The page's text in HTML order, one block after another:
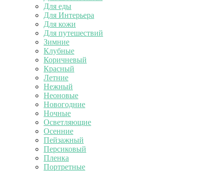
Для еды
Для Интерьера
Для кожи
Для путешествий
Зимние
Клубные
Коричневый
Красный
Летние
Нежный
Неоновые
Новогодние
Ночные
Осветляющие
Осенние
Пейзажный
Персиковый
Пленка
Портретные